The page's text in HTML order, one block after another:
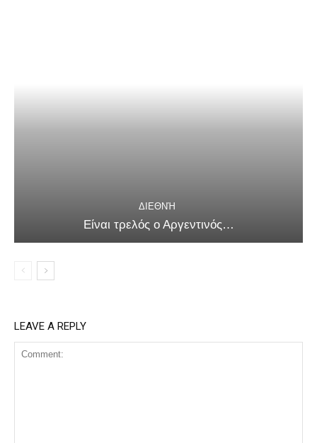
ΔΙΕΘΝΉ
Είναι τρελός ο Αργεντινός…
LEAVE A REPLY